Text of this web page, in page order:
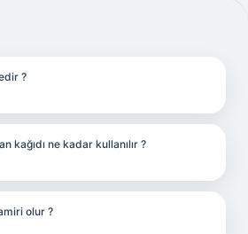
?
kağıdı ne kadar kullanılır ?
olur ?